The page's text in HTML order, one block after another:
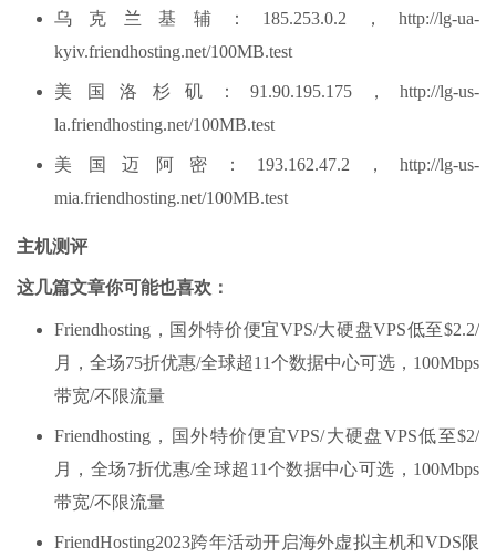
乌克兰基辅：185.253.0.2，http://lg-ua-
kyiv.friendhosting.net/100MB.test
美国洛杉矶：91.90.195.175，http://lg-us-
la.friendhosting.net/100MB.test
美国迈阿密：193.162.47.2，http://lg-us-
mia.friendhosting.net/100MB.test
主机测评
这几篇文章你可能也喜欢：
Friendhosting，国外特价便宜VPS/大硬盘VPS低至$2.2/
月，全场75折优惠/全球超11个数据中心可选，100Mbps
带宽/不限流量
Friendhosting，国外特价便宜VPS/大硬盘VPS低至$2/
月，全场7折优惠/全球超11个数据中心可选，100Mbps
带宽/不限流量
FriendHosting2023跨年活动开启海外虚拟主机和VDS限